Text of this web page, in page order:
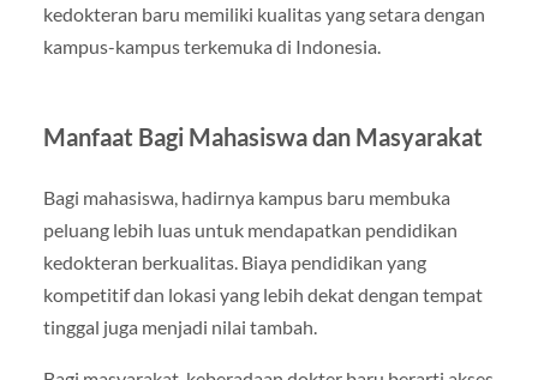
kedokteran baru memiliki kualitas yang setara dengan
kampus-kampus terkemuka di Indonesia.
Manfaat Bagi Mahasiswa dan Masyarakat
Bagi mahasiswa, hadirnya kampus baru membuka
peluang lebih luas untuk mendapatkan pendidikan
kedokteran berkualitas. Biaya pendidikan yang
kompetitif dan lokasi yang lebih dekat dengan tempat
tinggal juga menjadi nilai tambah.